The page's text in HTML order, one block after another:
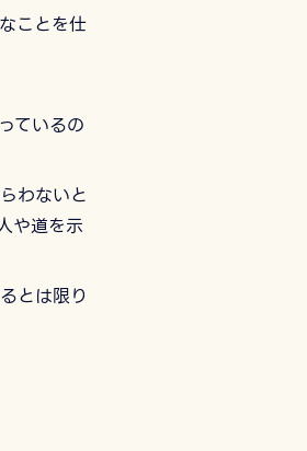
ことを仕
ているの
わないと
や道を示
とは限り